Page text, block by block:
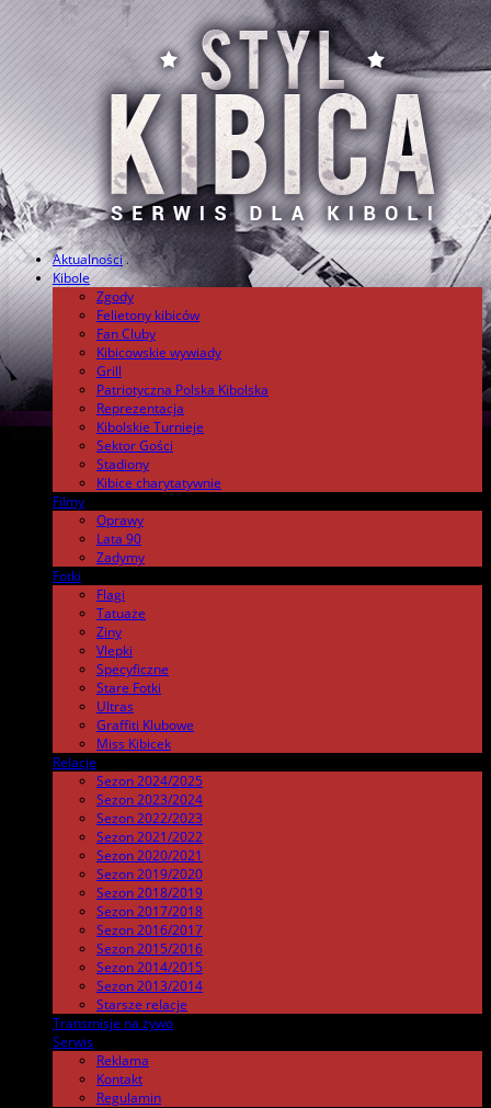
Aktualności .
Kibole
Zgody
Felietony kibiców
Fan Cluby
Kibicowskie wywiady
Grill
Patriotyczna Polska Kibolska
Reprezentacja
Kibolskie Turnieje
Sektor Gości
Stadiony
Kibice charytatywnie
Filmy
Oprawy
Lata 90
Zadymy
Fotki
Flagi
Tatuaże
Ziny
Vlepki
Specyficzne
Stare Fotki
Ultras
Graffiti Klubowe
Miss Kibicek
Relacje
Sezon 2024/2025
Sezon 2023/2024
Sezon 2022/2023
Sezon 2021/2022
Sezon 2020/2021
Sezon 2019/2020
Sezon 2018/2019
Sezon 2017/2018
Sezon 2016/2017
Sezon 2015/2016
Sezon 2014/2015
Sezon 2013/2014
Starsze relacje
Transmisje na żywo
Serwis
Reklama
Kontakt
Regulamin